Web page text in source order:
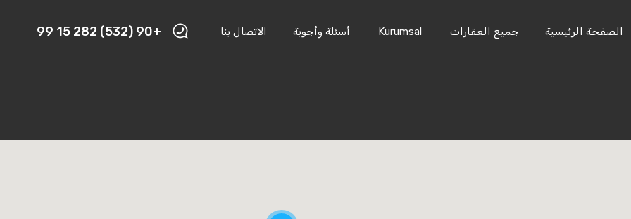
الصفحة الرئيسية جميع العقارات Kurumsal أسئلة وأجوبة الاتصال بنا +90 (532) 282 15 99